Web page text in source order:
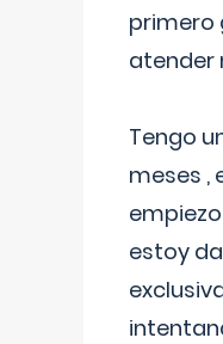
primero
atender
Tengo
meses ,
estoy